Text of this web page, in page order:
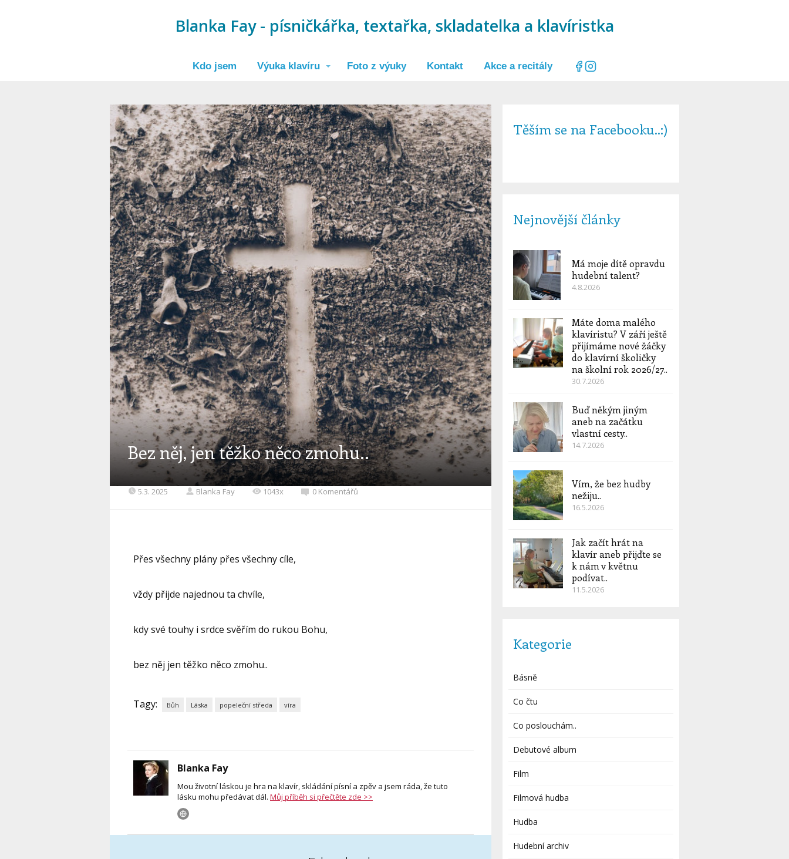
Blanka Fay - písničkářka, textařka, skladatelka a klavíristka
Kdo jsem Výuka klavíru Foto z výuky Kontakt Akce a recitály
Bez něj, jen těžko něco zmohu..
5.3. 2025 Blanka Fay 1043x 0 Komentářů
Přes všechny plány přes všechny cíle,
vždy přijde najednou ta chvíle,
kdy své touhy i srdce svěřím do rukou Bohu,
bez něj jen těžko něco zmohu..
Tagy: Bůh Láska popeleční středa víra
Blanka Fay
Mou životní láskou je hra na klavír, skládání písní a zpěv a jsem ráda, že tuto
lásku mohu předávat dál. Můj příběh si přečtěte zde >>
Těším se na Facebooku..:)
Nejnovější články
Má moje dítě opravdu
hudební talent?
4.8.2026
Máte doma malého
klavíristu? V září ještě
přijímáme nové žáčky
do klavírní školičky
na školní rok 2026/27..
30.7.2026
Buď někým jiným
aneb na začátku
vlastní cesty..
14.7.2026
Vím, že bez hudby
nežiju..
16.5.2026
Jak začít hrát na
klavír aneb přijďte se
k nám v květnu
podívat..
11.5.2026
Kategorie
Básně
Co čtu
Co poslouchám..
Debutové album
Film
Filmová hudba
Hudba
Hudební archiv